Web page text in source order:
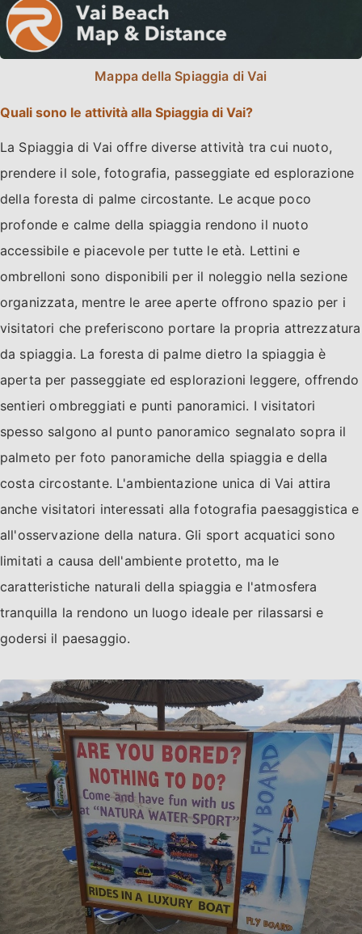
Mappa della Spiaggia di Vai
Quali sono le attività alla Spiaggia di Vai?
La Spiaggia di Vai offre diverse attività tra cui nuoto,
prendere il sole, fotografia, passeggiate ed esplorazione
della foresta di palme circostante. Le acque poco
profonde e calme della spiaggia rendono il nuoto
accessibile e piacevole per tutte le età. Lettini e
ombrelloni sono disponibili per il noleggio nella sezione
organizzata, mentre le aree aperte offrono spazio per i
visitatori che preferiscono portare la propria attrezzatura
da spiaggia. La foresta di palme dietro la spiaggia è
aperta per passeggiate ed esplorazioni leggere, offrendo
sentieri ombreggiati e punti panoramici. I visitatori
spesso salgono al punto panoramico segnalato sopra il
palmeto per foto panoramiche della spiaggia e della
costa circostante. L'ambientazione unica di Vai attira
anche visitatori interessati alla fotografia paesaggistica e
all'osservazione della natura. Gli sport acquatici sono
limitati a causa dell'ambiente protetto, ma le
caratteristiche naturali della spiaggia e l'atmosfera
tranquilla la rendono un luogo ideale per rilassarsi e
godersi il paesaggio.